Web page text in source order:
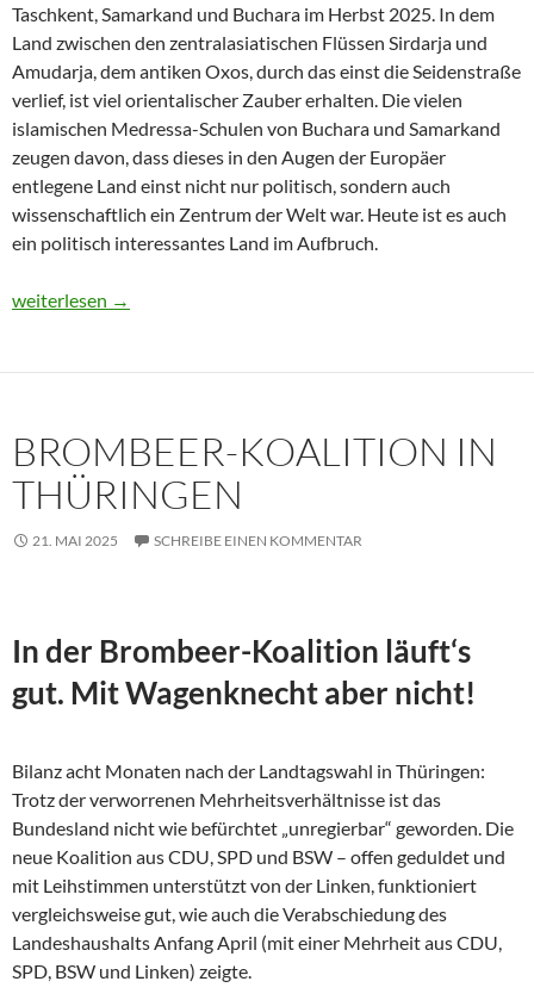
Taschkent, Samarkand und Buchara im Herbst 2025. In dem
Land zwischen den zentralasiatischen Flüssen Sirdarja und
Amudarja, dem antiken Oxos, durch das einst die Seidenstraße
verlief, ist viel orientalischer Zauber erhalten. Die vielen
islamischen Medressa-Schulen von Buchara und Samarkand
zeugen davon, dass dieses in den Augen der Europäer
entlegene Land einst nicht nur politisch, sondern auch
wissenschaftlich ein Zentrum der Welt war. Heute ist es auch
ein politisch interessantes Land im Aufbruch.
Usbekistan 2025: Unterwegs in einem Land im Aufbruch
weiterlesen →
BROMBEER-KOALITION IN
THÜRINGEN
21. MAI 2025 SCHREIBE EINEN KOMMENTAR
In der Brombeer-Koalition läuft‘s
gut. Mit Wagenknecht aber nicht!
Bilanz acht Monaten nach der Landtagswahl in Thüringen:
Trotz der verworrenen Mehrheitsverhältnisse ist das
Bundesland nicht wie befürchtet „unregierbar“ geworden. Die
neue Koalition aus CDU, SPD und BSW – offen geduldet und
mit Leihstimmen unterstützt von der Linken, funktioniert
vergleichsweise gut, wie auch die Verabschiedung des
Landeshaushalts Anfang April (mit einer Mehrheit aus CDU,
SPD, BSW und Linken) zeigte.